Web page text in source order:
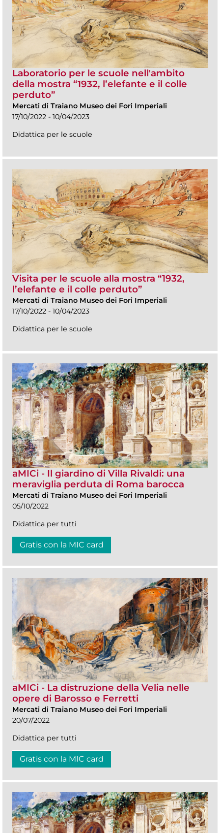
Laboratorio per le scuole nell'ambito
della mostra “1932, l’elefante e il colle
perduto”
Mercati di Traiano Museo dei Fori Imperiali
17/10/2022 - 10/04/2023
Didattica per le scuole
Visita per le scuole alla mostra “1932,
l’elefante e il colle perduto”
Mercati di Traiano Museo dei Fori Imperiali
17/10/2022 - 10/04/2023
Didattica per le scuole
aMICi - Il giardino di Villa Rivaldi: una
meraviglia perduta di Roma barocca
Mercati di Traiano Museo dei Fori Imperiali
05/10/2022
Didattica per tutti
Gratis con la MIC card
aMICi - La distruzione della Velia nelle
opere di Barosso e Ferretti
Mercati di Traiano Museo dei Fori Imperiali
20/07/2022
Didattica per tutti
Gratis con la MIC card